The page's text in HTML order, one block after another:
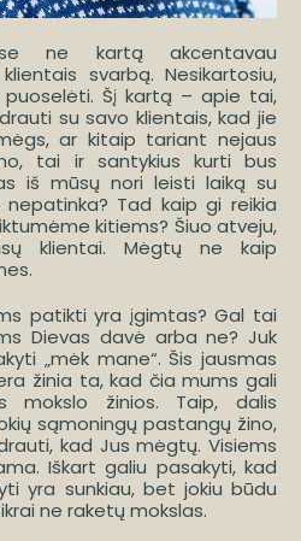
ne kartą akcentavau
svarbą. Nesikartosiu,
Šį kartą – apie tai,
su savo klientais, kad jie
ar kitaip tariant nejaus
tai ir santykius kurti bus
iš mūsų nori leisti laiką su
Tad kaip gi reikia
kitiems? Šiuo atveju,
klientai. Mėgtų ne kaip
patikti yra įgimtas? Gal tai
Dievas davė arba ne? Juk
„mėk mane“. Šis jausmas
žinia ta, kad čia mums gali
mokslo žinios. Taip, dalis
sąmoningų pastangų žino,
kad Jus mėgtų. Visiems
Iškart galiu pasakyti, kad
yra sunkiau, bet jokiu būdu
ne raketų mokslas.